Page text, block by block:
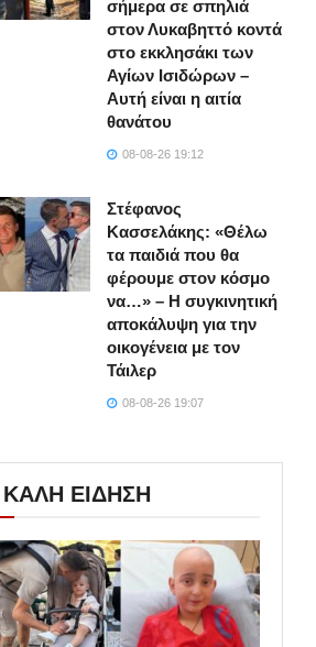
σήμερα σε σπηλιά
στον Λυκαβηττό κοντά
στο εκκλησάκι των
Αγίων Ισιδώρων –
Αυτή είναι η αιτία
θανάτου
08-08-26 19:12
Στέφανος
Κασσελάκης: «Θέλω
τα παιδιά που θα
φέρουμε στον κόσμο
να…» – Η συγκινητική
αποκάλυψη για την
οικογένεια με τον
Τάιλερ
08-08-26 19:07
ΕΙΔΗΣΗ